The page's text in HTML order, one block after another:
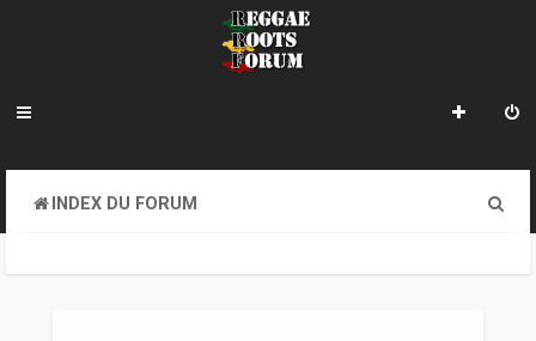
INDEX DU FORUM